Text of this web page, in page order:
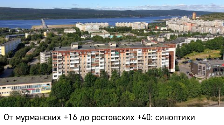
От мурманских +16 до ростовских +40: синоптики